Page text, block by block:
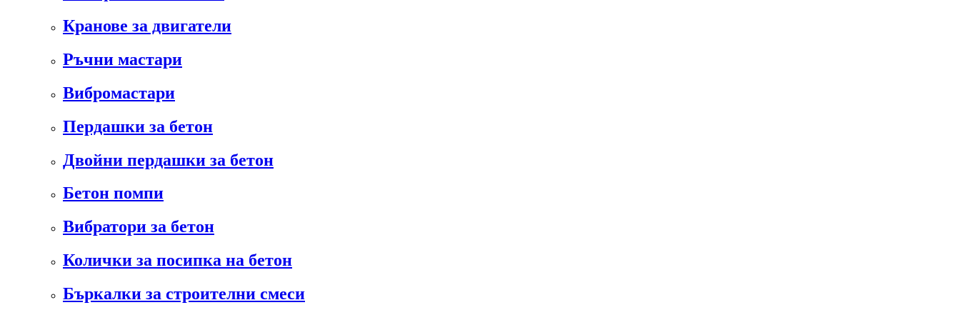
Кранове за двигатели
Ръчни мастари
Вибромастари
Пердашки за бетон
Двойни пердашки за бетон
Бетон помпи
Вибратори за бетон
Колички за посипка на бетон
Бъркалки за строителни смеси